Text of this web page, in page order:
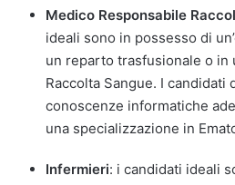
Medico Responsabile
ideali sono in possesso di
un reparto trasfusionale o in
Raccolta Sangue. I candidati
conoscenze informatiche
una specializzazione in
Infermieri: i candidati ideali